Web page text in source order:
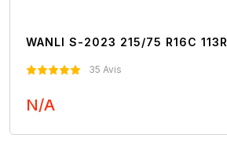
WANLI S-2023 215/75 R16C 113R
35 Avis
N/A